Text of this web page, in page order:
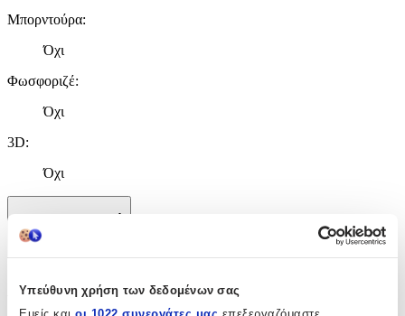
Υπεύθυνη χρήση των δεδομένων σας
Μπορντούρα:
Όχι
Φωσφοριζέ:
Όχι
3D:
Όχι
Χαρακτηριστικά